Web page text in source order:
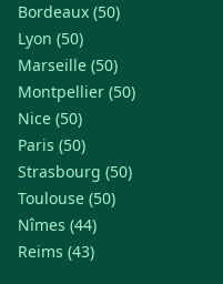
Bordeaux (50)
Lyon (50)
Marseille (50)
Montpellier (50)
Nice (50)
Paris (50)
Strasbourg (50)
Toulouse (50)
Nîmes (44)
Reims (43)